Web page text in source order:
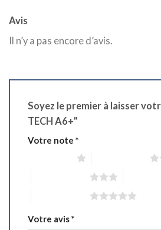
Avis
Il n’y a pas encore d’avis.
Soyez le premier à laisser
TECH A6+”
Votre note *
Votre avis*